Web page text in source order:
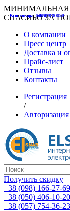
МИНИМАЛЬНАЯ
СПАСИБО ЗА
О компании
Пресс центр
Доставка и
Прайс-лист
Отзывы
Контакты
Регистрация
/
Авторизация
Получить скидку
+38 (098) 166-27-69
+38 (050) 406-10-20
+38 (057) 754-36-23
Код товара :507000
Код товара :HUK-K00058
Код товара :Т075177
Код товара :pnsv12
Код товара :HUK-K00072